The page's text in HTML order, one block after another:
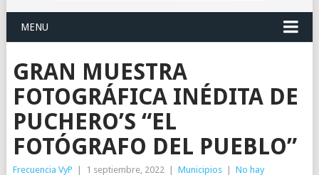
MENU
GRAN MUESTRA
FOTOGRÁFICA INÉDITA DE
PUCHERO’S “EL
FOTÓGRAFO DEL PUEBLO”
Frecuencia VyP 1 septiembre, 2022 Municipios
No hay